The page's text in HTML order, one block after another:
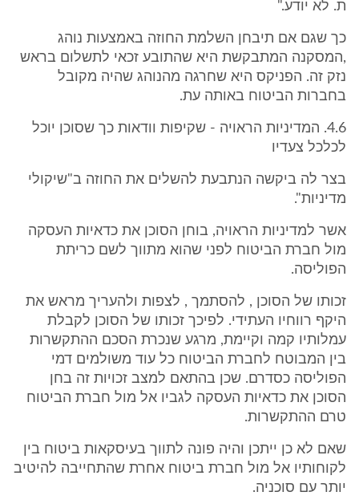
ת. לא יודע."
כך שגם אם תיבחן השלמת החוזה באמצעות נוהג
,המסקנה המתבקשת היא שהתובע זכאי לתשלום בראש
נזק זה. הפניקס היא שחרגה מהנוהג שהיה מקובל
בחברות הביטוח באותה עת.
4.6. המדיניות הראויה - שקיפות וודאות כך שסוכן יוכל
לכלכל צעדיו
בצר לה ביקשה הנתבעת להשלים את החוזה ב"שיקולי
מדיניות".
אשר למדיניות הראויה, בוחן הסוכן את כדאיות העסקה
מול חברת הביטוח לפני שהוא מתווך לשם כריתת
הפוליסה.
זכותו של הסוכן , להסתמך , לצפות ולהעריך מראש את
היקף רווחיו העתידי. לפיכך זכותו של הסוכן לקבלת
עמלותיו קמה וקיימת, מרגע שנכרת הסכם ההתקשרות
בין המבוטח לחברת הביטוח כל עוד משולמים דמי
הפוליסה כסדרם. שכן בהתאם למצב זכויות זה בחן
הסוכן את כדאיות העסקה לגביו אל מול חברת הביטוח
טרם ההתקשרות.
שאם לא כן ייתכן והיה פונה לתווך בעיסקאות ביטוח בין
לקוחותיו אל מול חברת ביטוח אחרת שהתחייבה להיטיב
יותר עם סוכניה.